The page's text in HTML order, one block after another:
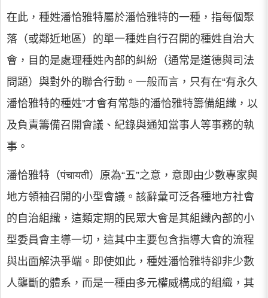
在此，種姓潘恰雅特屬於潘恰雅特的一種，指每個聚
落（或鄰近地區）的單一種姓自行召開的種姓自治大
會，目的是處理種姓內部的糾紛（通常是道德與司法
問題）與對外的聯合行動。一般而言，只有在“有永久
潘恰雅特的種姓”才會有常態的潘恰雅特籌備組織，以
及負責籌備召開會議、紀錄與通知當事人等事務的執
事。
潘恰雅特（पंचायती）原為“五”之意，意即由少數專家與
地方領袖召開的小型會議。該辭彙可泛各種地方社會
的自治組織，這類定期的民眾大會是其組織內部的小
型委員會主導一切，這其中主要包含指導大會的流程
與出面解決爭端。即使如此，種姓潘恰雅特卻非少數
人壟斷的體系，而是一種由多元權威構成的組織，其